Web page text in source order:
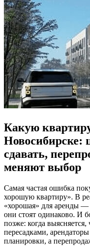
Какую
Новосибирске:
сдавать,
меняют выбор
Самая частая ошибка
хорошую квартиру». В
«хорошая» для аренды —
они стоят одинаково. И
позже: когда
пересадками,
планировки, а